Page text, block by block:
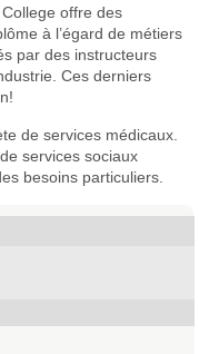
offre des
à l’égard de métiers
par des instructeurs
Ces derniers
de services médicaux.
services sociaux
besoins particuliers.